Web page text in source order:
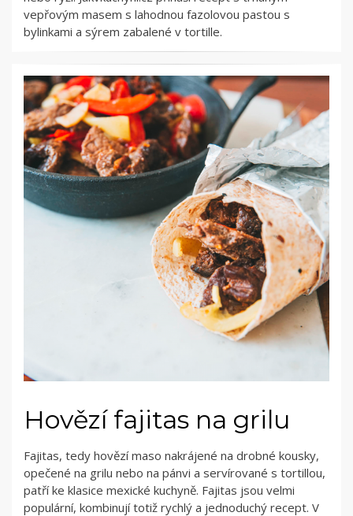
vepřovým masem s lahodnou fazolovou pastou s
bylinkami a sýrem zabalené v tortille.
Hovězí fajitas na grilu
Fajitas, tedy hovězí maso nakrájené na drobné kousky,
opečené na grilu nebo na pánvi a servírované s tortillou,
patří ke klasice mexické kuchyně. Fajitas jsou velmi
populární, kombinují totiž rychlý a jednoduchý recept. V